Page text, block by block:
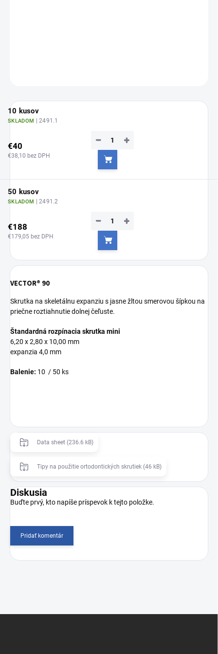
10 kusov
SKLADOM | 2491.1
€40
€38,10 bez DPH
+
−
Do košíka
50 kusov
SKLADOM | 2491.2
€188
€179,05 bez DPH
+
−
Do košíka
VECTOR® 90
Skrutka na skeletálnu expanziu s jasne žltou smerovou šípkou na
priečne roztiahnutie dolnej čeľuste.
Štandardná rozpínacia skrutka mini
6,20 x 2,80 x 10,00 mm
expanzia 4,0 mm
Balenie: 10 / 50 ks
Data sheet (236.6 kB)
Tipy na použitie ortodontických skrutiek (46 kB)
Diskusia
Buďte prvý, kto napíše príspevok k tejto položke.
Pridať komentár